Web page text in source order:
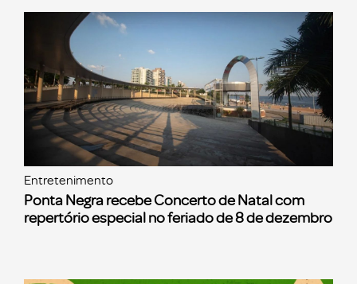
Entretenimento
Ponta Negra recebe Concerto de Natal com
repertório especial no feriado de 8 de dezembro